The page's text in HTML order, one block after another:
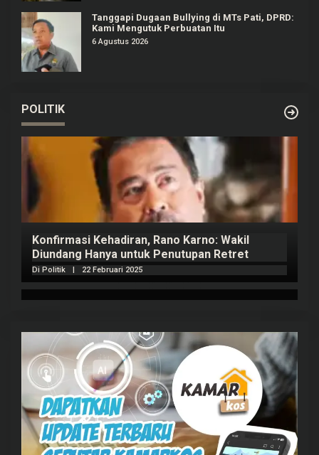
Tanggapi Dugaan Bullying di MTs Pati, DPRD:
Kami Mengutuk Perbuatan Itu
6 Agustus 2026
POLITIK
Konfirmasi Kehadiran, Rano Karno: Wakil
Diundang Hanya untuk Penutupan Retret
Di Politik 22 Februari 2025